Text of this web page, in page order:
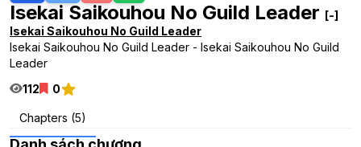
Isekai Saikouhou No Guild Leader [-]
Isekai Saikouhou No Guild Leader
Isekai Saikouhou No Guild Leader - Isekai Saikouhou No Guild
Leader
112
0
Chapters (5)